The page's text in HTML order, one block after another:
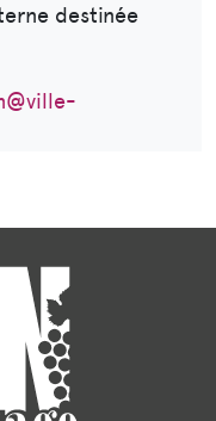
destinée